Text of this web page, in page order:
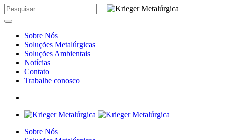
Sobre Nós
Soluções Metalúrgicas
Soluções Ambientais
Notícias
Contato
Trabalhe conosco
Sobre Nós